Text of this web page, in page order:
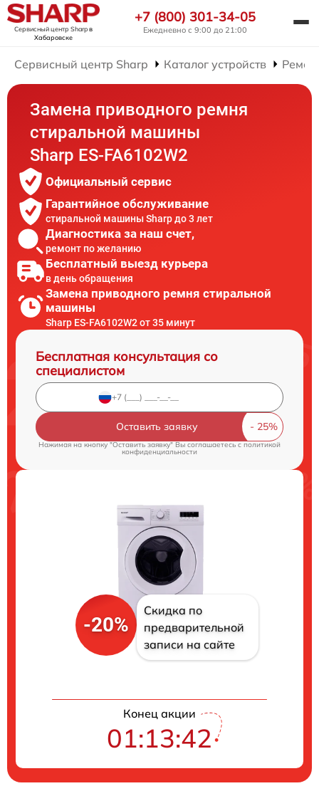
Сервисный центр Sharpв
Хабаровске
+7 (800) 301-34-05
Ежедневно с 9:00 до 21:00
Сервисный центр Sharp Каталог устройств
Замена приводного ремня
стиральной машины
Sharp ES-FA6102W2
Официальный сервис
Гарантийное обслуживание
стиральной машины Sharp до 3 лет
Диагностика за наш счет,
ремонт по желанию
Бесплатный выезд курьера
в день обращения
Замена приводного ремня стиральной
машины
Sharp ES-FA6102W2 от 35 минут
Бесплатная консультация со
специалистом
Оставить заявку
Нажимая на кнопку "Оставить заявку" Вы соглашаетесь cполитикой
конфиденциальности
-20%
Скидка по
предварительной
записи на сайте
Конец акции
01:13:41